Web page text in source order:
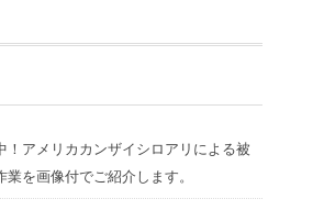
！アメリカカンザイシロアリによる被
を画像付でご紹介します。